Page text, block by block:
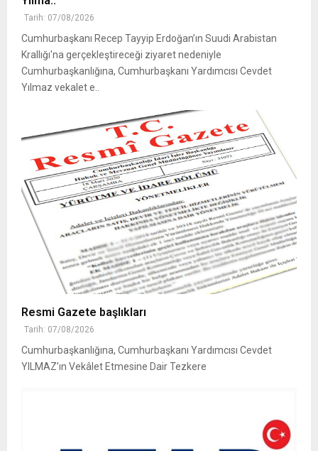
Tarih: 07/08/2026
Cumhurbaşkanı Recep Tayyip Erdoğan’ın Suudi Arabistan
Krallığı'na gerçekleştireceği ziyaret nedeniyle
Cumhurbaşkanlığına, Cumhurbaşkanı Yardımcısı Cevdet
Yılmaz vekalet e..
Resmi Gazete başlıkları
Tarih: 07/08/2026
Cumhurbaşkanlığına, Cumhurbaşkanı Yardımcısı Cevdet
YILMAZ’ın Vekâlet Etmesine Dair Tezkere